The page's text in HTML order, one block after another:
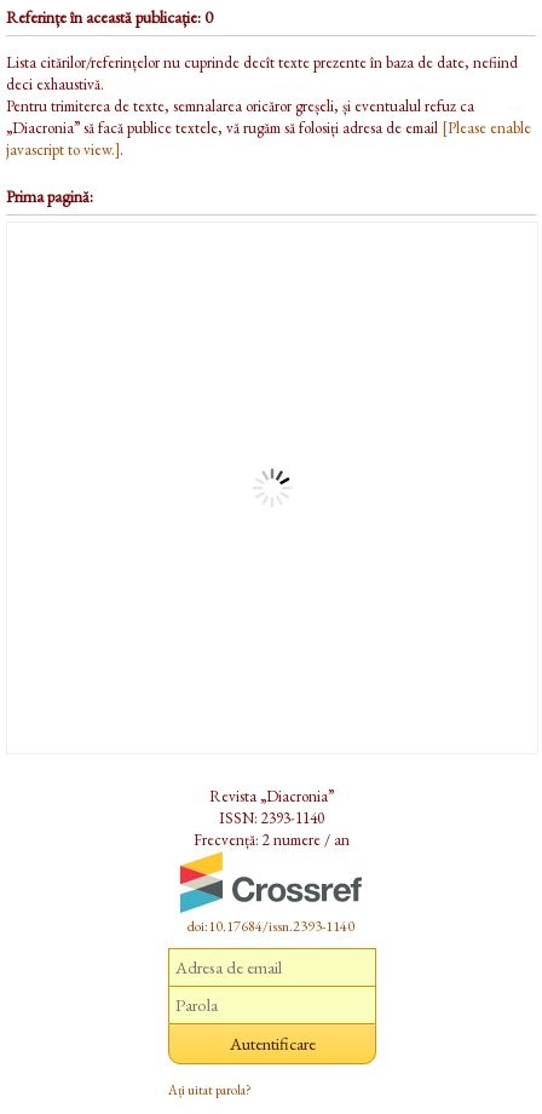
Referințe în această publicație: 0
Lista citărilor/referințelor nu cuprinde decît texte prezente în baza de date, nefiind
deci exhaustivă.
Pentru trimiterea de texte, semnalarea oricăror greșeli, și eventualul refuz ca
„Diacronia” să facă publice textele, vă rugăm să folosiți adresa de email [Please enable
javascript to view.].
Prima pagină:
Revista „Diacronia”
ISSN: 2393-1140
Frecvență: 2 numere / an
doi:10.17684/issn.2393-1140
Ați uitat parola?